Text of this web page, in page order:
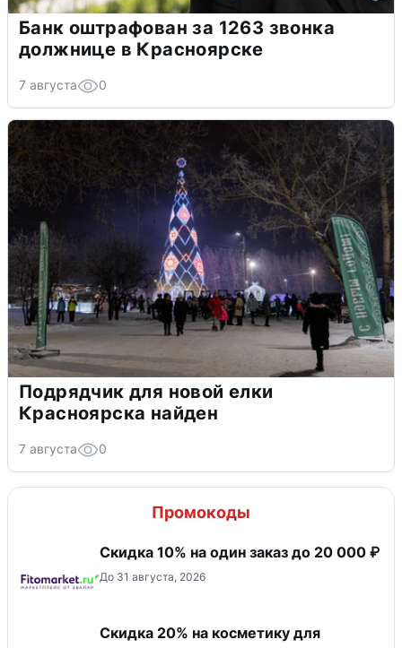
Банк оштрафован за 1263 звонка
должнице в Красноярске
7 августа 0
Подрядчик для новой елки
Красноярска найден
7 августа 0
Промокоды
Скидка 10% на один заказ до 20 000 ₽
До 31 августа, 2026
Скидка 20% на косметику для